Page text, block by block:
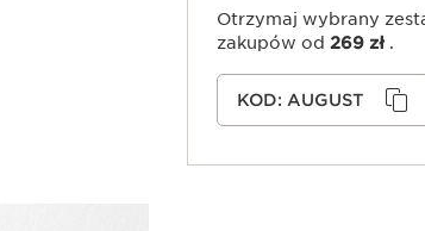
Otrzymaj wybrany
zakupów od 269 zł .
KOD: AUGUST